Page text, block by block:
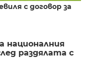
с договор за
националния
раздялата с